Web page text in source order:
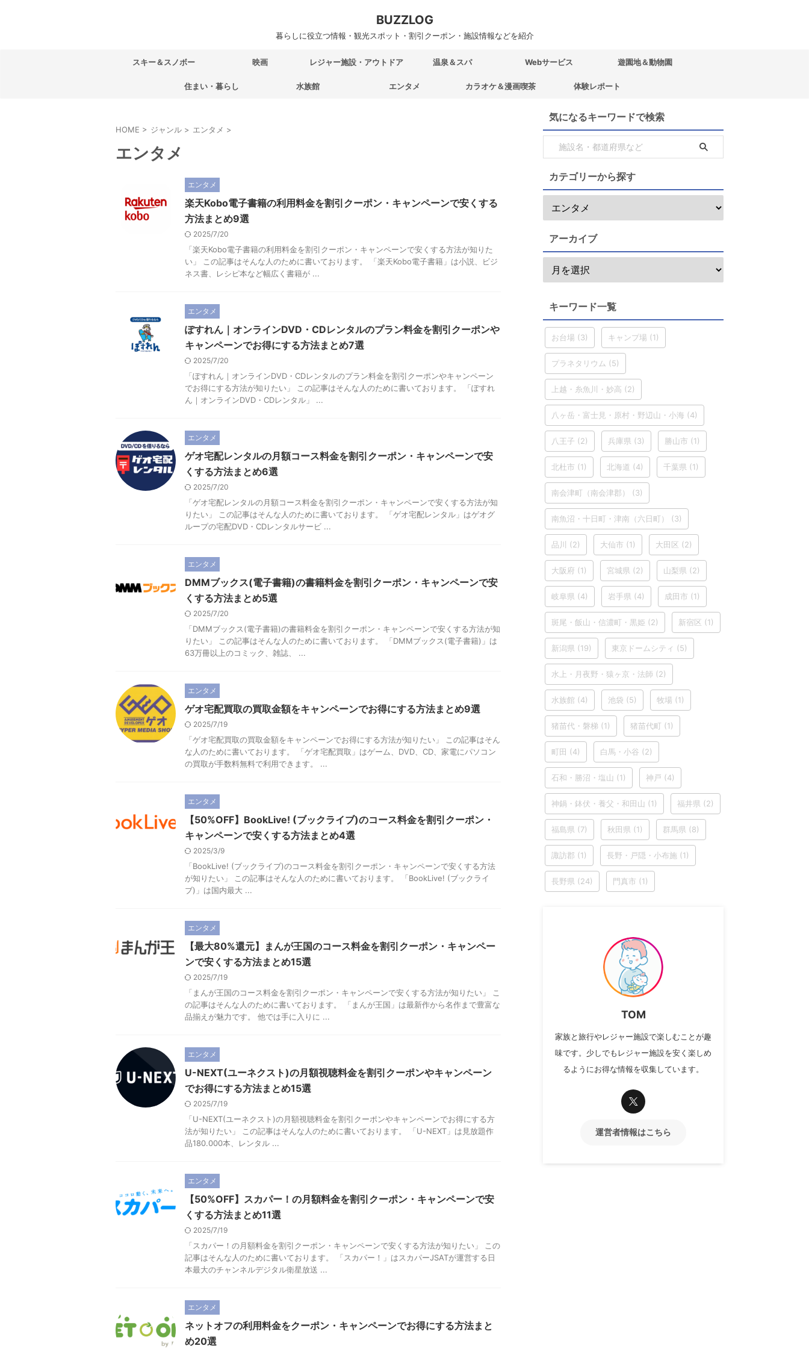
BUZZLOG
暮らしに役立つ情報・観光スポット・割引クーポン・施設情報などを紹介
スキー＆スノボー 映画 レジャー施設・アウトドア 温泉＆スパ Webサービス 遊園地＆動物園
住まい・暮らし 水族館 エンタメ カラオケ＆漫画喫茶 体験レポート
HOME > ジャンル > エンタメ >
エンタメ
エンタメ
楽天Kobo電子書籍の利用料金を割引クーポン・キャンペーンで安くする
方法まとめ9選
2025/7/20
「楽天Kobo電子書籍の利用料金を割引クーポン・キャンペーンで安くする方法が知りた
い」 この記事はそんな人のために書いております。 「楽天Kobo電子書籍」は小説、ビジ
ネス書、レシピ本など幅広く書籍が ...
エンタメ
ぽすれん｜オンラインDVD・CDレンタルのプラン料金を割引クーポンや
キャンペーンでお得にする方法まとめ7選
2025/7/20
「ぽすれん｜オンラインDVD・CDレンタルのプラン料金を割引クーポンやキャンペーン
でお得にする方法が知りたい」 この記事はそんな人のために書いております。 「ぽすれ
ん｜オンラインDVD・CDレンタル」 ...
エンタメ
ゲオ宅配レンタルの月額コース料金を割引クーポン・キャンペーンで安
くする方法まとめ6選
2025/7/20
「ゲオ宅配レンタルの月額コース料金を割引クーポン・キャンペーンで安くする方法が知
りたい」 この記事はそんな人のために書いております。 「ゲオ宅配レンタル」はゲオグ
ループの宅配DVD・CDレンタルサービ ...
エンタメ
DMMブックス(電子書籍)の書籍料金を割引クーポン・キャンペーンで安
くする方法まとめ5選
2025/7/20
「DMMブックス(電子書籍)の書籍料金を割引クーポン・キャンペーンで安くする方法が知
りたい」 この記事はそんな人のために書いております。 「DMMブックス(電子書籍)」は
63万冊以上のコミック、雑誌、 ...
エンタメ
ゲオ宅配買取の買取金額をキャンペーンでお得にする方法まとめ9選
2025/7/19
「ゲオ宅配買取の買取金額をキャンペーンでお得にする方法が知りたい」 この記事はそん
な人のために書いております。 「ゲオ宅配買取」はゲーム、DVD、CD、家電にパソコン
の買取が手数料無料で利用できます。 ...
エンタメ
【50%OFF】BookLive! (ブックライブ)のコース料金を割引クーポン・
キャンペーンで安くする方法まとめ4選
2025/3/9
「BookLive! (ブックライブ)のコース料金を割引クーポン・キャンペーンで安くする方法
が知りたい」 この記事はそんな人のために書いております。 「BookLive! (ブックライ
ブ)」は国内最大 ...
エンタメ
【最大80%還元】まんが王国のコース料金を割引クーポン・キャンペー
ンで安くする方法まとめ15選
2025/7/19
「まんが王国のコース料金を割引クーポン・キャンペーンで安くする方法が知りたい」 こ
の記事はそんな人のために書いております。 「まんが王国」は最新作から名作まで豊富な
品揃えが魅力です。 他では手に入りに ...
エンタメ
U-NEXT(ユーネクスト)の月額視聴料金を割引クーポンやキャンペーン
でお得にする方法まとめ15選
2025/7/19
「U-NEXT(ユーネクスト)の月額視聴料金を割引クーポンやキャンペーンでお得にする方
法が知りたい」 この記事はそんな人のために書いております。 「U-NEXT」は見放題作
品180.000本、レンタル ...
エンタメ
【50%OFF】スカパー！の月額料金を割引クーポン・キャンペーンで安
くする方法まとめ11選
2025/7/19
「スカパー！の月額料金を割引クーポン・キャンペーンで安くする方法が知りたい」 この
記事はそんな人のために書いております。 「スカパー！」はスカパーJSATが運営する日
本最大のチャンネルデジタル衛星放送 ...
エンタメ
ネットオフの利用料金をクーポン・キャンペーンでお得にする方法まと
め20選
気になるキーワードで検索
カテゴリーから探す
アーカイブ
キーワード一覧
お台場 (3) キャンプ場 (1)
プラネタリウム (5)
上越・糸魚川・妙高 (2)
八ヶ岳・富士見・原村・野辺山・小海 (4)
八王子 (2) 兵庫県 (3) 勝山市 (1)
北杜市 (1) 北海道 (4) 千葉県 (1)
南会津町（南会津郡） (3)
南魚沼・十日町・津南（六日町） (3)
品川 (2) 大仙市 (1) 大田区 (2)
大阪府 (1) 宮城県 (2) 山梨県 (2)
岐阜県 (4) 岩手県 (4) 成田市 (1)
斑尾・飯山・信濃町・黒姫 (2) 新宿区 (1)
新潟県 (19) 東京ドームシティ (5)
水上・月夜野・猿ヶ京・法師 (2)
水族館 (4) 池袋 (5) 牧場 (1)
猪苗代・磐梯 (1) 猪苗代町 (1)
町田 (4) 白馬・小谷 (2)
石和・勝沼・塩山 (1) 神戸 (4)
神鍋・鉢伏・養父・和田山 (1) 福井県 (2)
福島県 (7) 秋田県 (1) 群馬県 (8)
諏訪郡 (1) 長野・戸隠・小布施 (1)
長野県 (24) 門真市 (1)
TOM
家族と旅行やレジャー施設で楽しむことが趣
味です。少しでもレジャー施設を安く楽しめ
るようにお得な情報を収集しています。
運営者情報はこちら